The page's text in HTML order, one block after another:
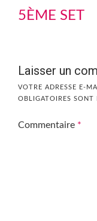
5ÈME SET
Laisser un
VOTRE ADRESSE E-
OBLIGATOIRES SONT
Commentaire *